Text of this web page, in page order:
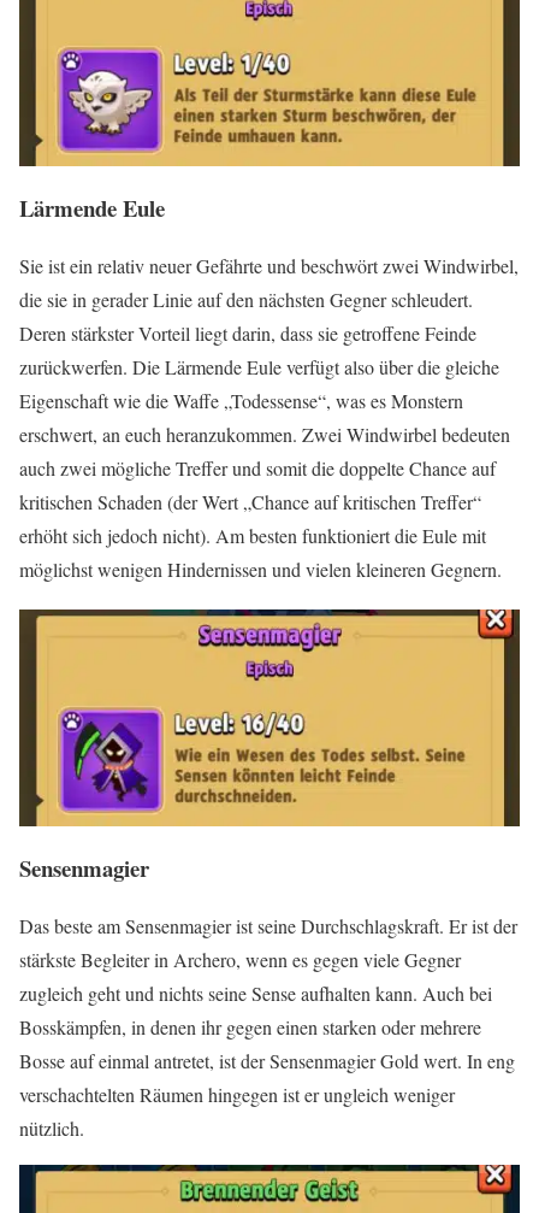
Lärmende Eule
Sie ist ein relativ neuer Gefährte und beschwört zwei Windwirbel,
die sie in gerader Linie auf den nächsten Gegner schleudert.
Deren stärkster Vorteil liegt darin, dass sie getroffene Feinde
zurückwerfen. Die Lärmende Eule verfügt also über die gleiche
Eigenschaft wie die Waffe „Todessense“, was es Monstern
erschwert, an euch heranzukommen. Zwei Windwirbel bedeuten
auch zwei mögliche Treffer und somit die doppelte Chance auf
kritischen Schaden (der Wert „Chance auf kritischen Treffer“
erhöht sich jedoch nicht). Am besten funktioniert die Eule mit
möglichst wenigen Hindernissen und vielen kleineren Gegnern.
Sensenmagier
Das beste am Sensenmagier ist seine Durchschlagskraft. Er ist der
stärkste Begleiter in Archero, wenn es gegen viele Gegner
zugleich geht und nichts seine Sense aufhalten kann. Auch bei
Bosskämpfen, in denen ihr gegen einen starken oder mehrere
Bosse auf einmal antretet, ist der Sensenmagier Gold wert. In eng
verschachtelten Räumen hingegen ist er ungleich weniger
nützlich.